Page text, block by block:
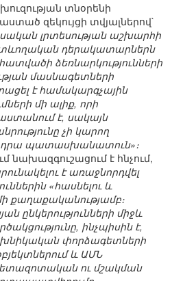
տնօրենի
զեկույցի տվյալներով`
լրտեսության աշխարհի
դերակատարներն
ձեռնարկությունների
մասնագետների
է համակարգչային
մի ալիք, որի
է, սակայն
չի կարող
դրա պատասխանատուն»։
նախազգուշացում է հնչում,
է առաջնորդվել
«հասնելու և
քաղաքականությամբ։
ընկերությունների միջև
ինչպիսին է,
փորձագետների
և ԱՄՆ
ու մշակման